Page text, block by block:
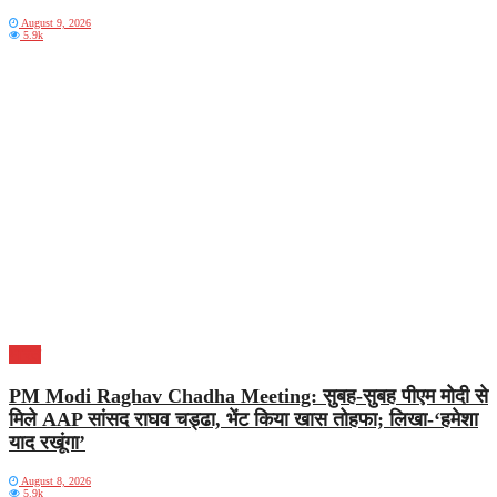
August 9, 2026
5.9k
PM Modi Raghav Chadha Meeting: सुबह-सुबह पीएम मोदी से
मिले AAP सांसद राघव चड्ढा, भेंट किया खास तोहफा; लिखा-‘हमेशा
याद रखूंगा’
August 8, 2026
5.9k